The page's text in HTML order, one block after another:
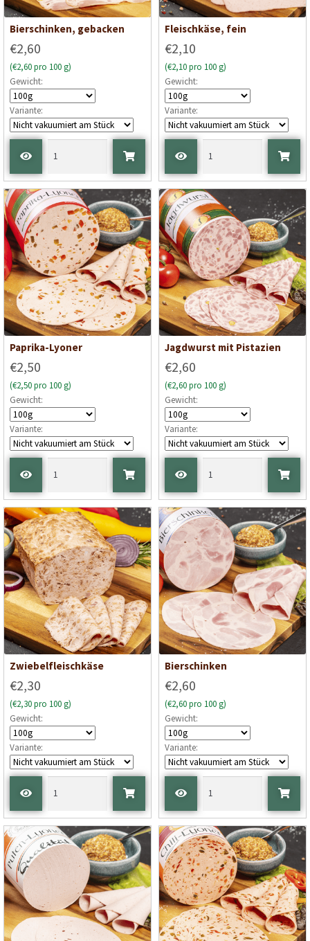
Bierschinken, gebacken
€2,60
(€2,60 pro 100 g)
Gewicht:
Variante:
Fleischkäse, fein
€2,10
(€2,10 pro 100 g)
Gewicht:
Variante:
Paprika-Lyoner
€2,50
(€2,50 pro 100 g)
Gewicht:
Variante:
Jagdwurst mit Pistazien
€2,60
(€2,60 pro 100 g)
Gewicht:
Variante:
Zwiebelfleischkäse
€2,30
(€2,30 pro 100 g)
Gewicht:
Variante:
Bierschinken
€2,60
(€2,60 pro 100 g)
Gewicht:
Variante: